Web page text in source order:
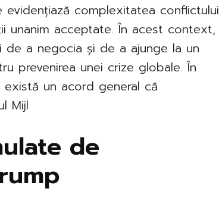
complexitatea conflictului
unanim acceptate. În acest context,
de a negocia și de a ajunge la un
prevenirea unei crize globale. În
un acord general că
Mijl
de